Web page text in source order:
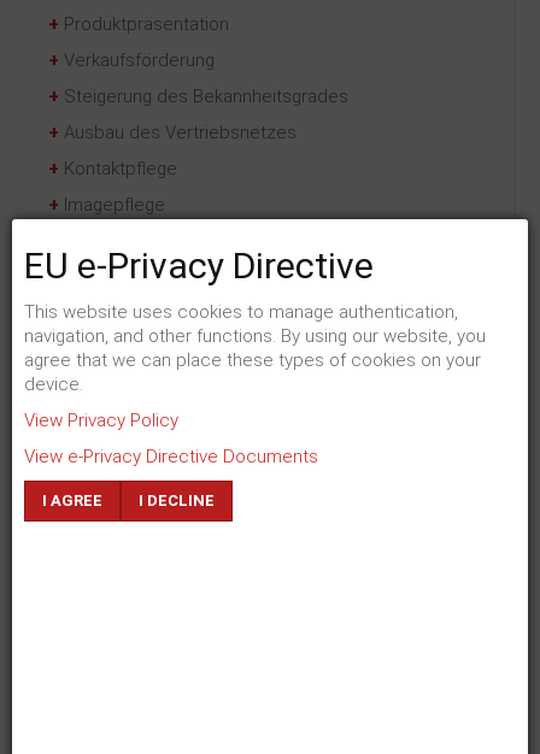
+ Produktpräsentation
+ Verkaufsförderung
+ Steigerung des Bekannheitsgrades
+ Ausbau des Vertriebsnetzes
+ Kontaktpflege
+ Imagepflege
Meine Leistungen für Ihren Messeauftritt
Planung, Organisation, Nachbreitung
#Definition der beabsichtigten Marketingziele
#Planung der Gestaltung des Messestandes
#Erstellen von Präsentationsmaterialien
#Kommunikation, Presse- und Öffentlichkeitsarbeit
#Briefing und Schulung des Messepersonals
EU e-Privacy Directive
This website uses cookies to manage authentication,
navigation, and other functions. By using our website, you
agree that we can place these types of cookies on your
device.
View Privacy Policy
View e-Privacy Directive Documents
I AGREE I DECLINE